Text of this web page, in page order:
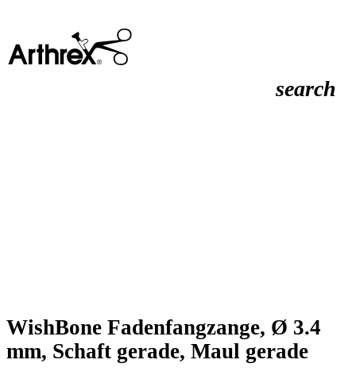
search
WishBone Fadenfangzange, Ø 3.4
mm, Schaft gerade, Maul gerade